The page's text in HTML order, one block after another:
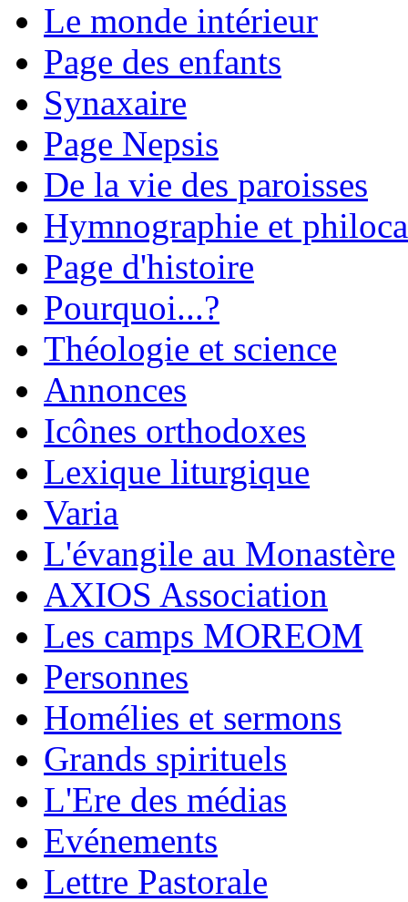
Le monde intérieur
Page des enfants
Synaxaire
Page Nepsis
De la vie des paroisses
Hymnographie et
Page d'histoire
Pourquoi...?
Théologie et science
Annonces
Icônes orthodoxes
Lexique liturgique
Varia
L'évangile au Monastère
AXIOS Association
Les camps MOREOM
Personnes
Homélies et sermons
Grands spirituels
L'Ere des médias
Evénements
Lettre Pastorale